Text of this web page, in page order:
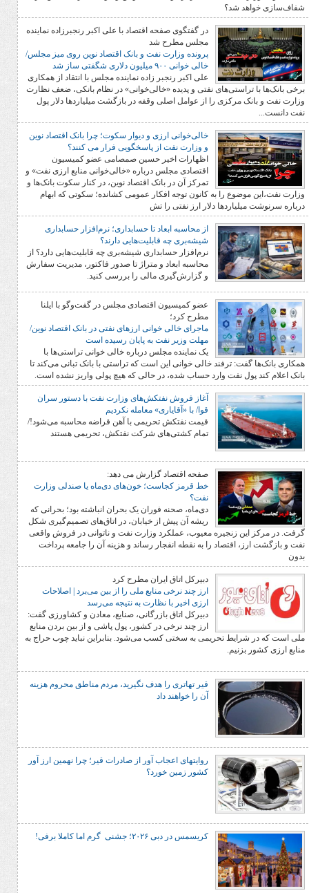
شد؟
در گفتگوی صفحه اقتصاد با علی اکبر رنجبرزاده نماینده
مجلس مطرح شد
پرونده وزارت نفت و بانک اقتصاد نوین روی میز مجلس/
خالی خوانی ۹۰۰ میلیون دلاری شگفتی ساز شد
علی اکبر رنجبر زاده نماینده مجلس با انتقاد از همکاری
نفتی و پدیده «خالی‌خوانی» در نظام بانکی، ضعف نظارت
را از عوامل اصلی وقفه در بازگشت میلیاردها دلار پول
خالی‌خوانی ارزی و دیوار سکوت؛ چرا بانک اقتصاد نوین
و وزارت نفت از پاسخگویی فرار می کنند؟
اظهارات اخیر حسین صمصامی عضو کمیسیون
اقتصادی مجلس درباره «خالی‌خوانی منابع ارزی نفت» و
تمرکز آن در بانک اقتصاد نوین، در کنار سکوت بانک‌ها و
را به کانون توجه افکار عمومی کشانده؛ سکوتی که ابهام
دلار ارز نفتی را تش
از محاسبه ابعاد تا حسابداری؛ نرم‌افزار حسابداری
شیشه‌بری چه قابلیت‌هایی دارند؟
نرم‌افزار حسابداری شیشه‌بری چه قابلیت‌هایی دارد؟ از
محاسبه ابعاد و متراژ تا صدور فاکتور، مدیریت سفارش
و گزارش‌گیری مالی را بررسی کنید.
عضو کمیسیون اقتصادی مجلس در گفت‌وگو با ایلنا
مطرح کرد؛
ماجرای خالی خوانی ارزهای نفتی در بانک اقتصاد نوین/
مهلت وزیر نفت به پایان رسیده است
یک نماینده مجلس درباره خالی خوانی تراستی‌ها با
ترفند خالی خوانی این است که تراستی با بانک تبانی می‌کند تا
نفت وارد حساب شده، در حالی که هیچ پولی واریز نشده است.
آغاز فروش نفتکش‌های وزارت نفت با دستور سران
قوا/ با «آقایاری» معامله نکردیم
قیمت نفتکش تحریمی با آهن قراضه محاسبه می‌شود!/
تمام کشتی‌های شرکت نفتکش، تحریمی هستند
صفحه اقتصاد گزارش می دهد:
خط قرمز کجاست؛ خون‌های دی‌ماه یا صندلی وزارت
نفت؟
دی‌ماه، صحنه فوران یک بحران انباشته بود؛ بحرانی که
ریشه آن پیش از خیابان، در اتاق‌های تصمیم‌گیری شکل
زنجیره معیوب، عملکرد وزارت نفت و ناتوانی در فروش واقعی
را به نقطه انفجار رساند و هزینه آن را جامعه پرداخت
دبیرکل اتاق ایران مطرح کرد
ارز چند نرخی منابع ملی را از بین می‌برد | اصلاحات
ارزی اخیر با نظارت به نتیجه می‌رسد
دبیرکل اتاق بازرگانی، صنایع، معادن و کشاورزی گفت:
ارز چند نرخی در کشور، پول پاشی و از بین بردن منابع
تحریمی به سختی کسب می‌شود. بنابراین نباید چوب حراج به
قیر تهاتری را هدف نگیرید، مردم مناطق محروم هزینه
آن را خواهند داد
روایتهای اعجاب آور از صادرات قیر؛ چرا نهمین ارز آور
کشور زمین خورد؟
کریسمس در دبی ۲۰۲۶؛ جشنی گرم اما کاملا برفی!